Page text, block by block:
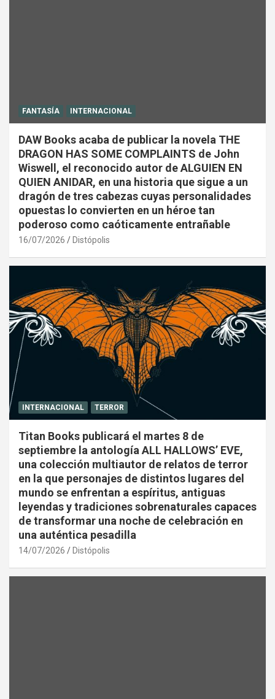
FANTASÍA INTERNACIONAL
DAW Books acaba de publicar la novela THE
DRAGON HAS SOME COMPLAINTS de John
Wiswell, el reconocido autor de ALGUIEN EN
QUIEN ANIDAR, en una historia que sigue a un
dragón de tres cabezas cuyas personalidades
opuestas lo convierten en un héroe tan
poderoso como caóticamente entrañable
16/07/2026 Distópolis
INTERNACIONAL TERROR
Titan Books publicará el martes 8 de
septiembre la antología ALL HALLOWS’ EVE,
una colección multiautor de relatos de terror
en la que personajes de distintos lugares del
mundo se enfrentan a espíritus, antiguas
leyendas y tradiciones sobrenaturales capaces
de transformar una noche de celebración en
una auténtica pesadilla
14/07/2026 Distópolis